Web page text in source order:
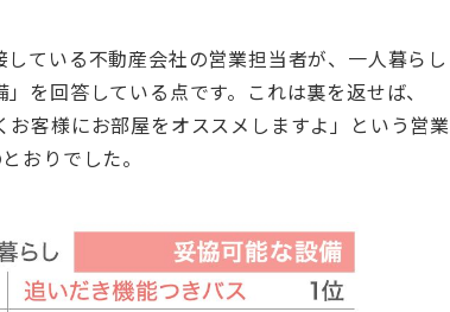
ている不動産会社の営業担当者が、一人暮らし
を回答している点です。これは裏を返せば、
お客様にお部屋をオススメしますよ」という営業
おりでした。